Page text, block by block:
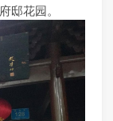
邸花园。